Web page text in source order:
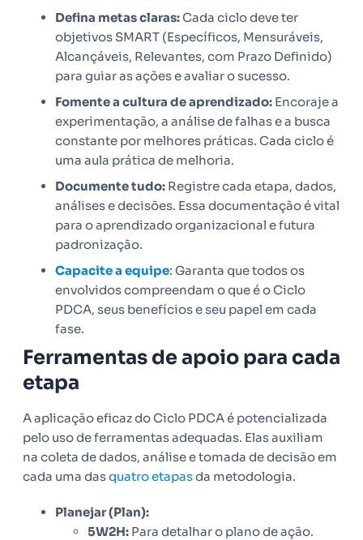
Defina metas claras:Cada ciclo deve ter
objetivos SMART (Específicos, Mensuráveis,
Alcançáveis, Relevantes, com Prazo Definido)
para guiar as ações e avaliar o sucesso.
Fomente a cultura de aprendizado: Encoraje a
experimentação, a análise de falhas e a busca
constante por melhores práticas. Cada ciclo é
uma aula prática de melhoria.
Documente tudo: Registre cada etapa, dados,
análises e decisões. Essa documentação é vital
para o aprendizado organizacional e futura
padronização.
Capacite a equipe: Garanta que todos os
envolvidos compreendam o que é o Ciclo
PDCA, seus benefícios e seu papel em cada
fase.
Ferramentas de apoio para cada
etapa
A aplicação eficaz do Ciclo PDCA é potencializada
pelo uso de ferramentas adequadas. Elas auxiliam
na coleta de dados, análise e tomada de decisão em
cada uma dasquatro etapasda metodologia.
Planejar (Plan):
5W2H: Para detalhar o plano de ação.